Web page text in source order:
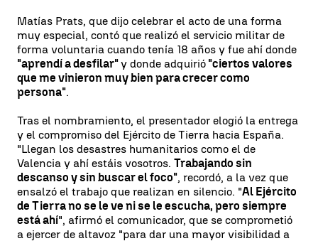
Matías Prats, que dijo celebrar el acto de una forma
muy especial, contó que realizó el servicio militar de
forma voluntaria cuando tenía 18 años y fue ahí donde
"aprendí a desfilar"y donde adquirió "ciertos valores
que me vinieron muy bien para crecer como
persona".
Tras el nombramiento, el presentador elogió la entrega
y el compromiso del Ejército de Tierra hacia España.
"Llegan los desastres humanitarios como el de
Valencia y ahí estáis vosotros. Trabajando sin
descanso y sin buscar el foco", recordó, a la vez que
ensalzó el trabajo que realizan en silencio. "Al Ejército
de Tierra no se le ve ni se le escucha, pero siempre
está ahí", afirmó el comunicador, que se comprometió
a ejercer de altavoz "para dar una mayor visibilidad a